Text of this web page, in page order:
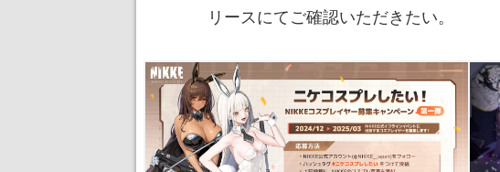
リースにてご確認いただきたい。